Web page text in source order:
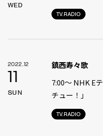
WED
TV.RADIO
2022.12
11
SUN
TV.RADIO
鎮西寿々歌
7:00〜 NHK E
チュー！」